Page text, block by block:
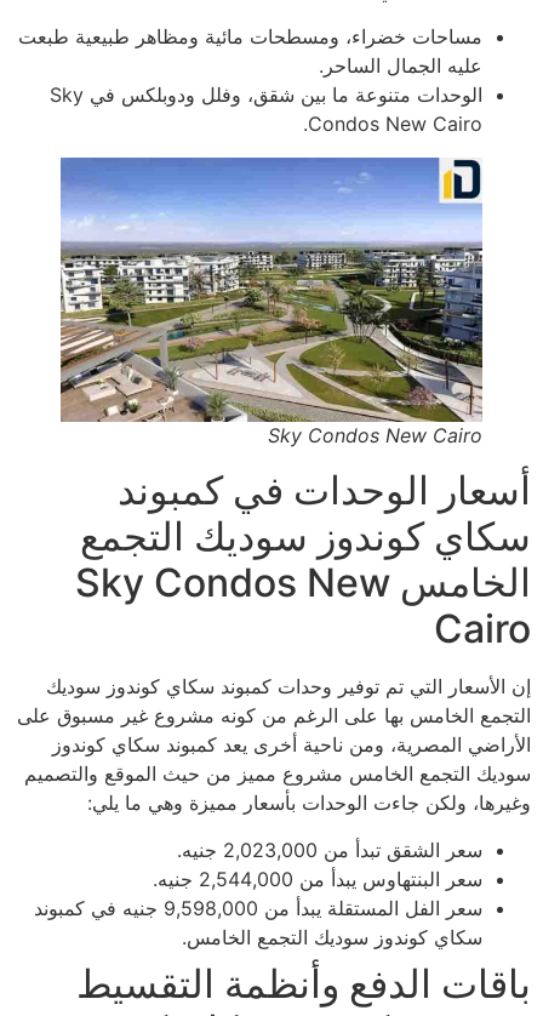
مساحات خضراء، ومسطحات مائية ومظاهر طبيعية طبعت
عليه الجمال الساحر.
الوحدات متنوعة ما بين شقق، وفلل ودوبلكس في Sky
Condos New Cairo.
Sky Condos New Cairo
أسعار الوحدات في كمبوند
سكاي كوندوز سوديك التجمع
الخامس Sky Condos New
Cairo
إن الأسعار التي تم توفير وحدات كمبوند سكاي كوندوز سوديك
التجمع الخامس بها على الرغم من كونه مشروع غير مسبوق على
الأراضي المصرية، ومن ناحية أخرى يعد كمبوند سكاي كوندوز
سوديك التجمع الخامس مشروع مميز من حيث الموقع والتصميم
وغيرها، ولكن جاءت الوحدات بأسعار مميزة وهي ما يلي:
سعر الشقق تبدأ من 2,023,000 جنيه.
سعر البنتهاوس يبدأ من 2,544,000 جنيه.
سعر الفل المستقلة يبدأ من 9,598,000 جنيه في كمبوند
سكاي كوندوز سوديك التجمع الخامس.
باقات الدفع وأنظمة التقسيط